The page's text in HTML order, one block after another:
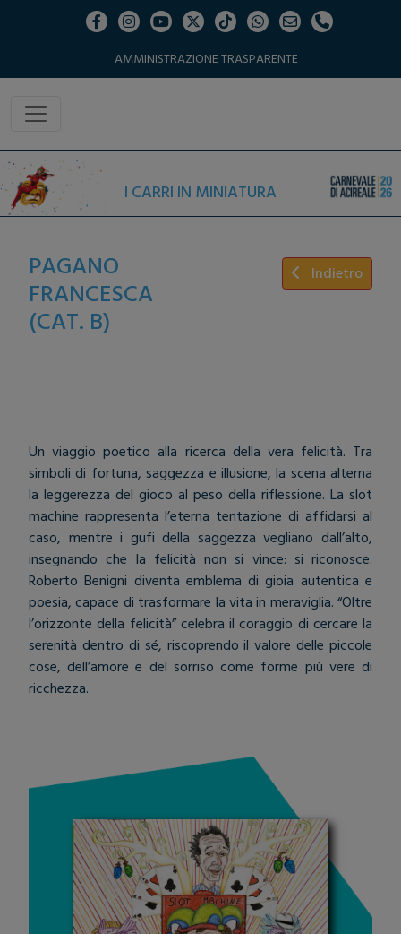
AMMINISTRAZIONE TRASPARENTE
I CARRI IN MINIATURA
PAGANO
FRANCESCA
(CAT. B)
Indietro
Un viaggio poetico alla ricerca della vera felicità. Tra
simboli di fortuna, saggezza e illusione, la scena alterna
la leggerezza del gioco al peso della riflessione. La slot
machine rappresenta l’eterna tentazione di affidarsi al
caso, mentre i gufi della saggezza vegliano dall’alto,
insegnando che la felicità non si vince: si riconosce.
Roberto Benigni diventa emblema di gioia autentica e
poesia, capace di trasformare la vita in meraviglia. “Oltre
l’orizzonte della felicità” celebra il coraggio di cercare la
serenità dentro di sé, riscoprendo il valore delle piccole
cose, dell’amore e del sorriso come forme più vere di
ricchezza.